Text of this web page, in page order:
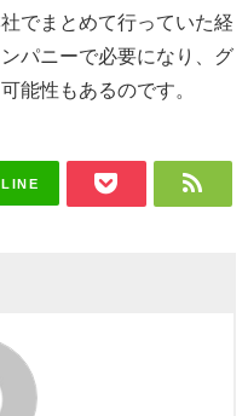
でまとめて行っていた経
パニーで必要になり、グ
能性もあるのです。
LINE